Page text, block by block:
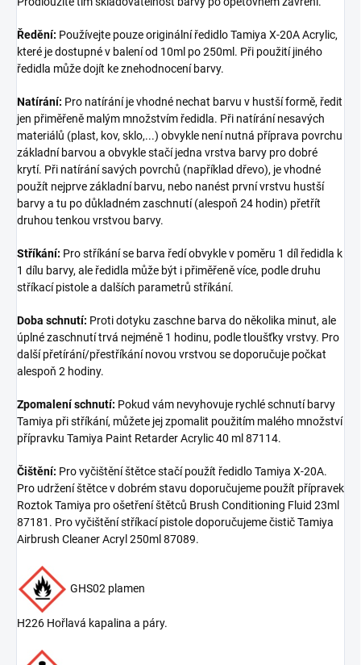
Ředění: Používejte pouze originální ředidlo Tamiya X-20A Acrylic,
které je dostupné v balení od 10ml po 250ml. Při použití jiného
ředidla může dojít ke znehodnocení barvy.
Natírání: Pro natírání je vhodné nechat barvu v hustší formě, ředit
jen přiměřeně malým množstvím ředidla. Při natírání nesavých
materiálů (plast, kov, sklo,...) obvykle není nutná příprava povrchu
základní barvou a obvykle stačí jedna vrstva barvy pro dobré
krytí. Při natírání savých povrchů (například dřevo), je vhodné
použít nejprve základní barvu, nebo nanést první vrstvu hustší
barvy a tu po důkladném zaschnutí (alespoň 24 hodin) přetřít
druhou tenkou vrstvou barvy.
Stříkání: Pro stříkání se barva ředí obvykle v poměru 1 díl ředidla k
1 dílu barvy, ale ředidla může být i přiměřeně více, podle druhu
stříkací pistole a dalších parametrů stříkání.
Doba schnutí: Proti dotyku zaschne barva do několika minut, ale
úplné zaschnutí trvá nejméně 1 hodinu, podle tloušťky vrstvy. Pro
další přetírání/přestříkání novou vrstvou se doporučuje počkat
alespoň 2 hodiny.
Zpomalení schnutí: Pokud vám nevyhovuje rychlé schnutí barvy
Tamiya při stříkání, můžete jej zpomalit použitím malého množství
přípravku Tamiya Paint Retarder Acrylic 40 ml 87114.
Čištění: Pro vyčištění štětce stačí použít ředidlo Tamiya X-20A.
Pro udržení štětce v dobrém stavu doporučujeme použít přípravek
Roztok Tamiya pro ošetření štětců Brush Conditioning Fluid 23ml
87181. Pro vyčištění stříkací pistole doporučujeme čistič Tamiya
Airbrush Cleaner Acryl 250ml 87089.
GHS02 plamen
H226 Hořlavá kapalina a páry.